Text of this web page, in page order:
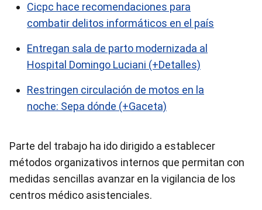
Cicpc hace recomendaciones para
combatir delitos informáticos en el país
Entregan sala de parto modernizada al
Hospital Domingo Luciani (+Detalles)
Restringen circulación de motos en la
noche: Sepa dónde (+Gaceta)
Parte del trabajo ha ido dirigido a establecer
métodos organizativos internos que permitan con
medidas sencillas avanzar en la vigilancia de los
centros médico asistenciales.